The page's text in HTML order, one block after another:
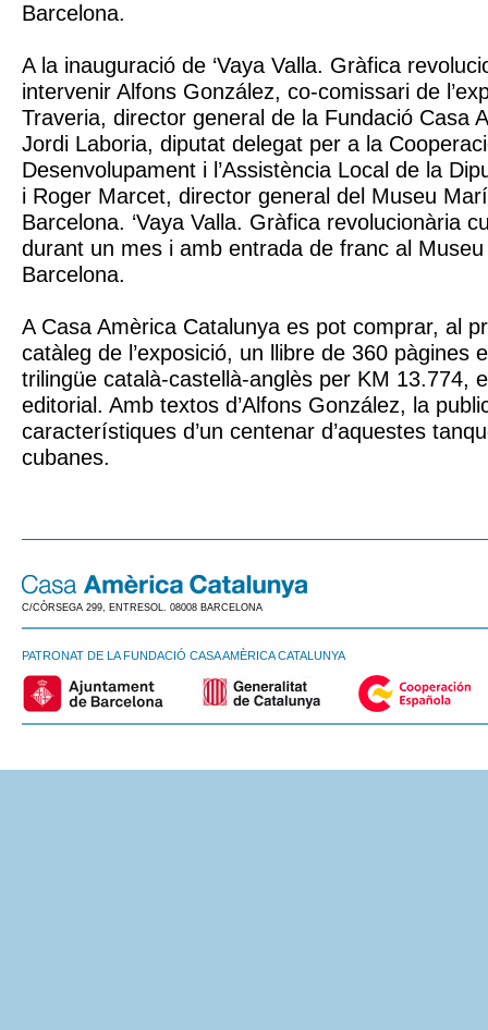
Barcelona.
A la inauguració de ‘Vaya Valla. Gràfica
intervenir Alfons González, co-comissari de
Traveria, director general de la Fundació Casa
Jordi Laboria, diputat delegat per a la
Desenvolupament i l’Assistència Local de la
i Roger Marcet, director general del Museu
Barcelona. ‘Vaya Valla. Gràfica revolucionària
durant un mes i amb entrada de franc al
Barcelona.
A Casa Amèrica Catalunya es pot comprar, al
catàleg de l’exposició, un llibre de 360 pàgines
trilingüe català-castellà-anglès per KM 13.774,
editorial. Amb textos d’Alfons González, la
característiques d’un centenar d’aquestes
cubanes.
C/CÒRSEGA 299, ENTRESOL. 08008 BARCELONA
PATRONAT DE LA FUNDACIÓ CASA AMÈRICA CATALUNYA